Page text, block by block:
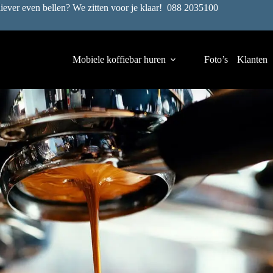
even bellen? We zitten voor je klaar! 088 2035100
Mobiele koffiebar huren Foto’s Klanten